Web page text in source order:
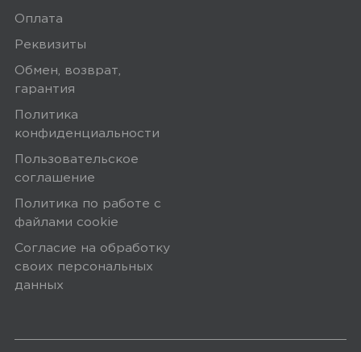
Оплата
Реквизиты
Обмен, возврат,
гарантия
Политика
конфиденциальности
Пользовательское
соглашение
Политика по работе с
файлами сookie
Согласие на обработку
своих персональных
данных